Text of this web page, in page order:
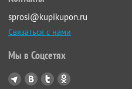
sprosi@kupikupon.ru
Связаться с нами
Мы в Соцсетях